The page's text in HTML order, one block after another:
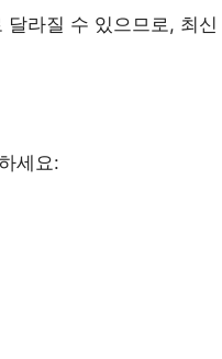
라질 수 있으므로, 최
세요: